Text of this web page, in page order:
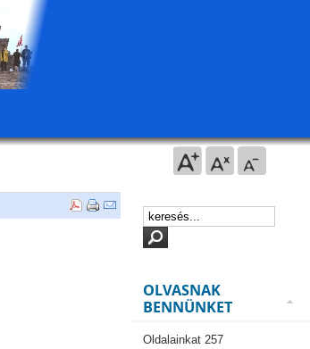
OLVASNAK
BENNÜNKET
Oldalainkat 257